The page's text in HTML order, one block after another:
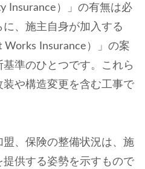
Insurance）」の有無は必
、施主自身が加入する
Works Insurance）」の案
準のひとつです。これら
や構造変更を含む工事で
、保険の整備状況は、施
供する姿勢を示すもので